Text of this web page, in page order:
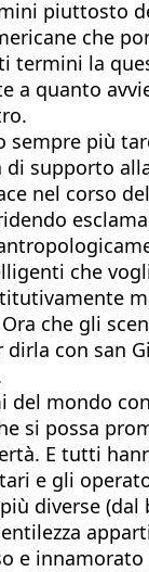
piuttosto
che
termini la
a quanto
sempre più
di supporto
nel corso
che
che gli
con san
del mondo
si possa
E tutti
e gli
diverse
e